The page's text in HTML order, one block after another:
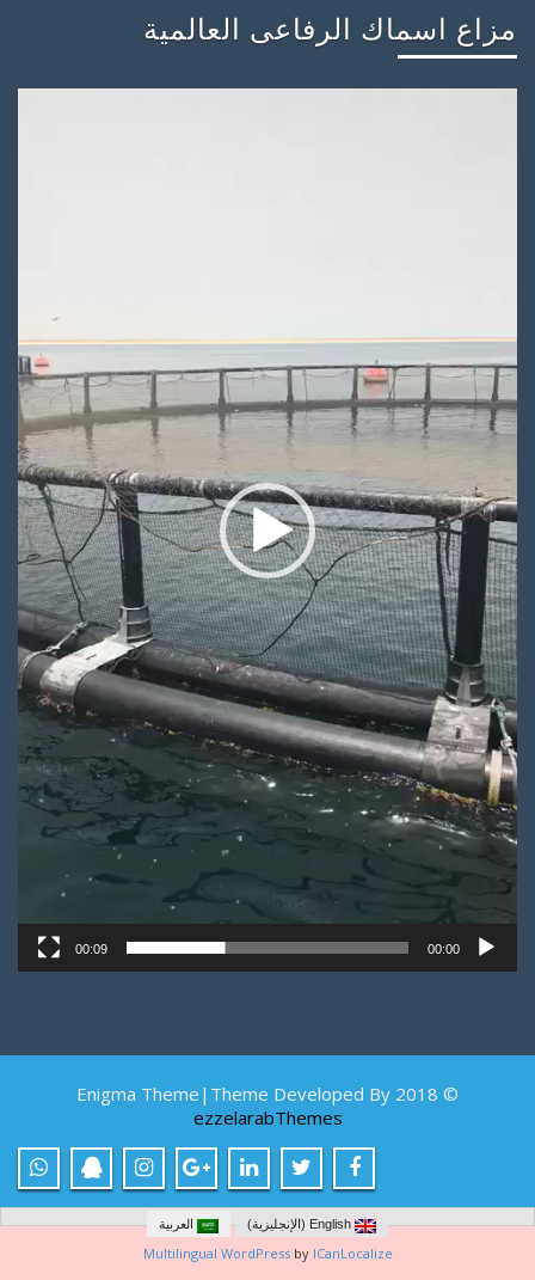
مزاع اسماك الرفاعى العالمية
00:00
00:09
© 2018 Enigma Theme|Theme Developed By
ezzelarabThemes
English
(الإنجليزية) العربية
Multilingual WordPressby ICanLocalize